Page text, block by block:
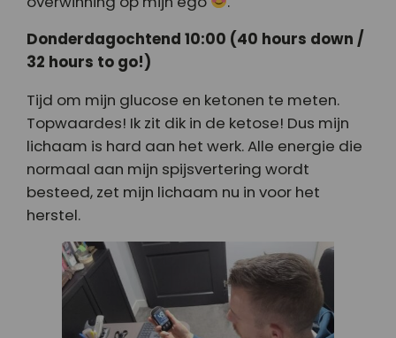
Donderdagochtend 10:00 (40 hours down /
32 hours to go!)
Tijd om mijn glucose en ketonen te meten.
Topwaardes! Ik zit dik in de ketose! Dus mijn
lichaam is hard aan het werk. Alle energie die
normaal aan mijn spijsvertering wordt
besteed, zet mijn lichaam nu in voor het
herstel.